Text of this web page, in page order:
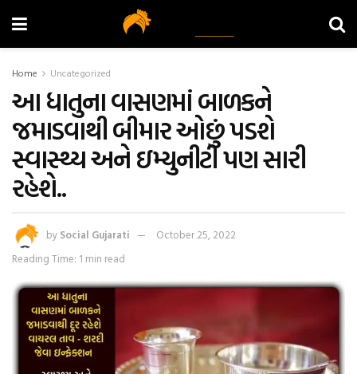
Home Uncategorized
આ ધાતુના વાસણમાં બાળકને
જમાડવાથી બીમાર ઓછું પડશે
સ્વાસ્થ્ય અને ઇમ્યુનીટી પણ સારી
રહેશે..
by Social Gujarati
October 25, 2022
Reading Time: 1 min read